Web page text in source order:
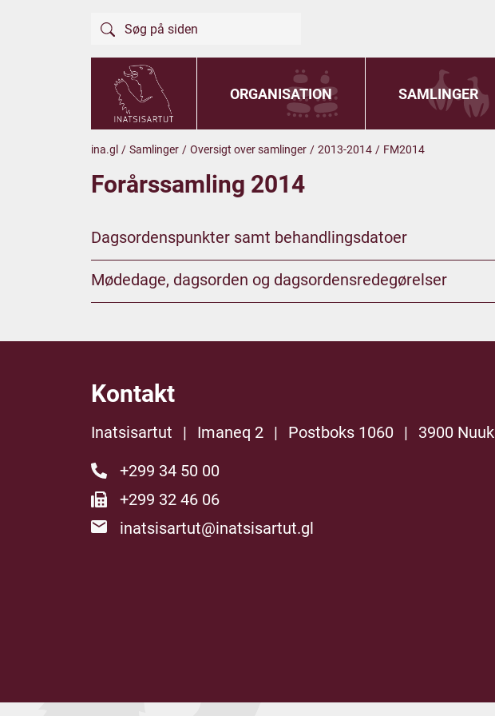
ORGANISATION SAMLINGER
ina.gl / Samlinger / Oversigt over samlinger / 2013-2014 / FM2014
Forårssamling 2014
Dagsordenspunkter samt behandlingsdatoer
Mødedage, dagsorden og dagsordensredegørelser
Kontakt
Inatsisartut | Imaneq 2 | Postboks 1060 |
3900 Nuuk
+299 34 50 00
+299 32 46 06
inatsisartut@inatsisartut.gl